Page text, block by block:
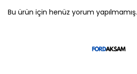
Bu ürün için henüz yorum yapılmamış.